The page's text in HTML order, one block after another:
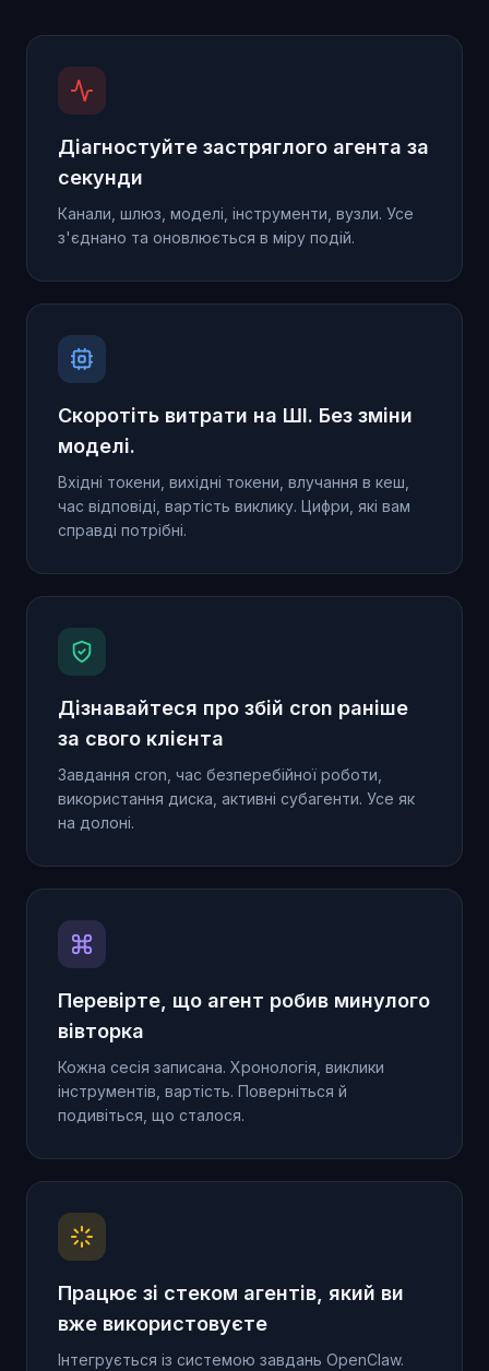
Діагностуйте застряглого агента за
секунди
Канали, шлюз, моделі, інструменти, вузли. Усе
з'єднано та оновлюється в міру подій.
Скоротіть витрати на ШІ. Без зміни
моделі.
Вхідні токени, вихідні токени, влучання в кеш,
час відповіді, вартість виклику. Цифри, які вам
справді потрібні.
Дізнавайтеся про збій cron раніше
за свого клієнта
Завдання cron, час безперебійної роботи,
використання диска, активні субагенти. Усе як
на долоні.
Перевірте, що агент робив минулого
вівторка
Кожна сесія записана. Хронологія, виклики
інструментів, вартість. Поверніться й
подивіться, що сталося.
Працює зі стеком агентів, який ви
вже використовуєте
Інтегрується із системою завдань OpenClaw.